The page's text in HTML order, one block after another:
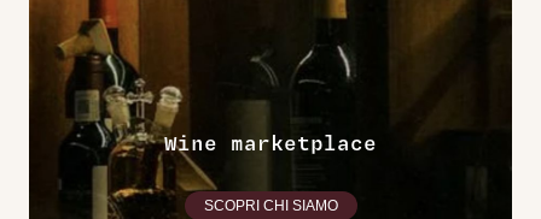
Wine marketplace
SCOPRI CHI SIAMO